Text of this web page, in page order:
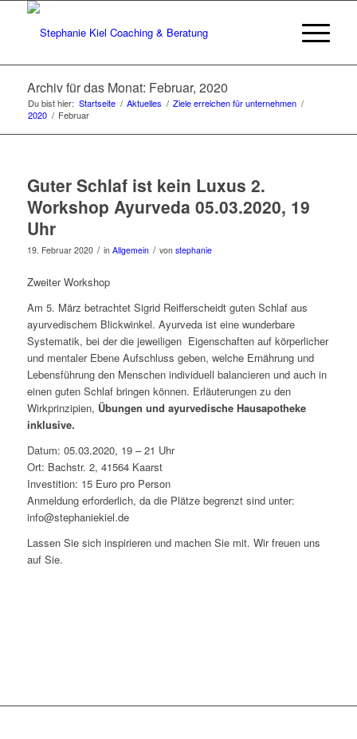
Archiv für das Monat: Februar, 2020
Du bist hier: Startseite / Aktuelles / Ziele erreichen für unternehmen /
2020 / Februar
Guter Schlaf ist kein Luxus 2.
Workshop Ayurveda 05.03.2020, 19
Uhr
19. Februar 2020 / in Allgemein / von stephanie
Zweiter Workshop
Am 5. März betrachtet Sigrid Reifferscheidt guten Schlaf aus
ayurvedischem Blickwinkel. Ayurveda ist eine wunderbare
Systematik, bei der die jeweiligen Eigenschaften auf körperlicher
und mentaler Ebene Aufschluss geben, welche Ernährung und
Lebensführung den Menschen individuell balancieren und auch in
einen guten Schlaf bringen können. Erläuterungen zu den
Wirkprinzipien, Übungen und ayurvedische Hausapotheke
inklusive.
Datum: 05.03.2020, 19 – 21 Uhr
Ort: Bachstr. 2, 41564 Kaarst
Investition: 15 Euro pro Person
Anmeldung erforderlich, da die Plätze begrenzt sind unter:
info@stephaniekiel.de
Lassen Sie sich inspirieren und machen Sie mit. Wir freuen uns
auf Sie.